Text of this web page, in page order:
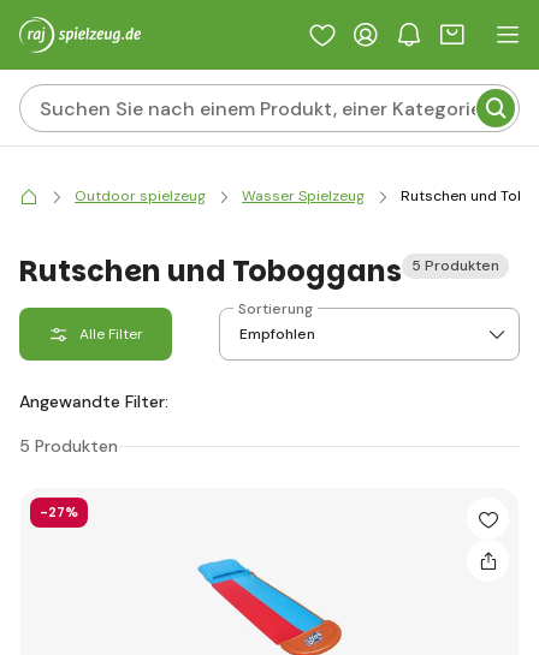
Outdoor spielzeug Wasser Spielzeug Rutschen und
Rutschen und Toboggans 5 Produkten
Alle Filter
Sortierung
Angewandte Filter:
5 Produkten
-27%